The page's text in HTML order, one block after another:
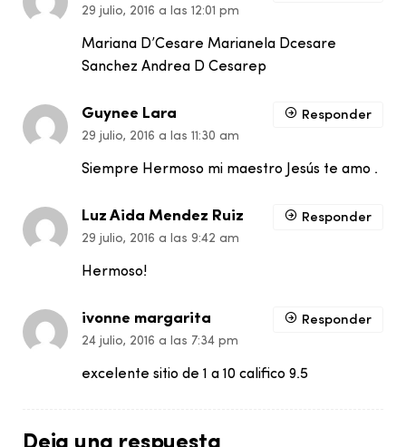
29 julio, 2016 a las 12:01 pm
Mariana D’Cesare Marianela Dcesare
Sanchez Andrea D Cesarep
Guynee Lara
29 julio, 2016 a las 11:30 am
Siempre Hermoso mi maestro Jesús te amo .
Responder
Luz Aida Mendez Ruiz
29 julio, 2016 a las 9:42 am
Hermoso!
Responder
ivonne margarita
24 julio, 2016 a las 7:34 pm
excelente sitio de 1 a 10 califico 9.5
Responder